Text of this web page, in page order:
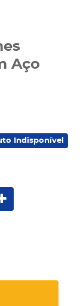
Aço
Indisponível